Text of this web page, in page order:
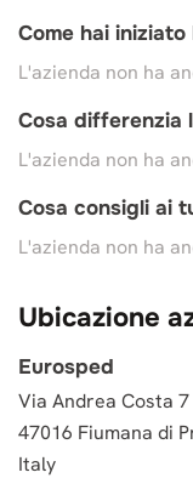
Come hai
L'azienda non ha
Cosa differenzia
L'azienda non ha
Cosa consigli ai
L'azienda non ha
Ubicazione
Eurosped
Via Andrea Costa 7
47016 Fiumana di
Italy